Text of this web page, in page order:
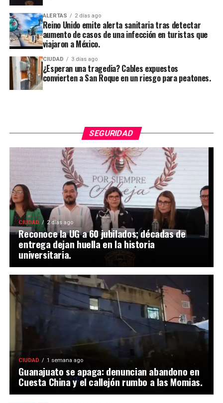
ALERTAS 2 días ago
Reino Unido emite alerta sanitaria tras detectar
aumento de casos de una infección en turistas que
viajaron a México.
CIUDAD 3 días ago
¿Esperan una tragedia? Cables expuestos
convierten a San Roque en un riesgo para peatones.
SEGURIDAD
CIUDAD 2 días ago
Reconoce la UG a 60 jubilados; décadas de
entrega dejan huella en la historia
universitaria.
CIUDAD 1 semana ago
Guanajuato se apaga: denuncian abandono en
Cuesta China y el callejón rumbo a las Momias.